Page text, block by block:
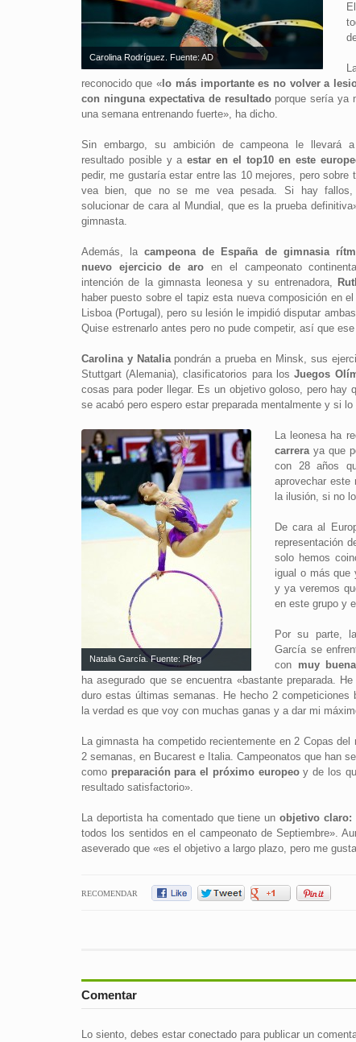
Carolina Rodríguez. Fuente: AD
reconocido que « lo más importante es no volver a
con ninguna expectativa de resultadoporque sería ya
una semana entrenando fuerte», ha dicho.
Sin embargo, su ambición de campeona le llevará
resultado posible y aestar en el top10 en este
pedir, me gustaría estar entre las 10 mejores, pero sobre
vea bien, que no se me vea pesada. Si hay fallos,
solucionar de cara al Mundial, que es la prueba
gimnasta.
Además, lacampeona de España de gimnasia
nuevo ejercicio de aro en el campeonato
intención de la gimnasta leonesa y su entrenadora,
haber puesto sobre el tapiz esta nueva composición en
Lisboa (Portugal), pero su lesión le impidió disputar
Quise estrenarlo antes pero no pude competir, así que
Carolina y Natalia pondrán a prueba en Minsk, sus
Stuttgart (Alemania), clasificatorios para losJuegos
cosas para poder llegar. Es un objetivo goloso, pero
se acabó pero espero estar preparada mentalmente y si
Natalia García. Fuente: Rfeg
La leonesa ha
carreraya que
con 28 años
aprovechar este
la ilusión, si no
De cara al
representación
solo hemos
igual o más que
y ya veremos
en este grupo y
Por su parte,
García se
con muy
ha asegurado que se encuentra «bastante preparada.
duro estas últimas semanas. He hecho 2 competiciones
la verdad es que voy con muchas ganas y a dar mi
La gimnasta ha competido recientemente en 2 Copas del
2 semanas, en Bucarest e Italia. Campeonatos que han
como preparación para el próximo europeoy de los
resultado satisfactorio».
La deportista ha comentado que tiene unobjetivo claro:
todos los sentidos en el campeonato de Septiembre».
aseverado que «es el objetivo a largo plazo, pero me
RECOMENDAR
Comentar
Lo siento, debes estar conectadopara publicar un